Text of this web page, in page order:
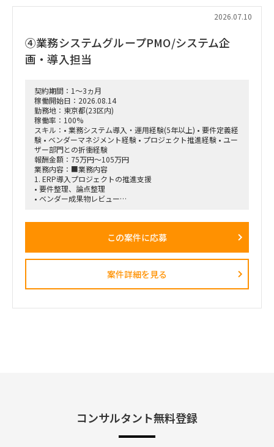
・ファイアウォール設定ファイルの解析・レビュー
・ネットワーク構成、ポリシー、ACL、セグメンテーションの
・LLMとルールベースロジックを組み合わせた判定ロジックの
設計
・複数ネットワーク機器を横断した構成比較・不整合検知
設計
・AIエージェントの設計・作り込み
・ネットワーク知識が浅いメンバーへの説明、教育・仕組み化
・プロジェクト推進、課題整理、改善提案
■求める人物像
・プロジェクトを主体的にリードできる方
・不足している論点や課題を自ら発見し、改善提案まで行える
方
・ネットワークと生成AIの双方に知見を持ち、両領域をつなげ
て設計できる方
・技術的な内容を、ネットワーク知識が浅いメンバーにも分か
・「なぜこの観点を確認する必要があるのか」という背景まで
・開始時期：2026年8月1日予定
・契約期間：初回2カ月予定
※初回はトライアル的な位置付け。以降、継続の可能性あり
・稼働率：80～100％
2026.07.10
④業務システムグループPMO/システム企
画・導入担当
契約期間：1～3ヵ月
稼働開始日：2026.08.14
勤務地：東京都(23区内)
稼働率：100%
スキル：• 業務システム導入・運用経験(5年以上) • 要件定義経
験 • ベンダーマネジメント経験 • プロジェクト推進経験 • ユー
ザー部門との折衝経験
報酬金額：75万円～105万円
業務内容：■業務内容
1. ERP導入プロジェクトの推進支援
• 要件整理、論点整理
• ベンダー成果物レビュー
• 会議運営および議事録作成
2. 業務システム導入・刷新支援
• Salesforce/Kintone
• ヘルプデスクシステム
• 障害対応管理
この案件に応募
案件詳細を見る
コンサルタント無料登録